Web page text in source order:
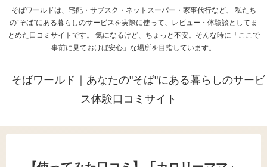
そばワールドは、宅配・サブスク・ネットスーパー・家事代行など、 私たち
の“そば”にある暮らしのサービスを実際に使って、レビュー・体験談としてま
とめた口コミサイトです。 気になるけど、ちょっと不安。そんな時に「ここで
事前に見ておけば安心」な場所を目指しています。
そばワールド｜あなたの"そば"にある暮らしのサービ
ス体験口コミサイト